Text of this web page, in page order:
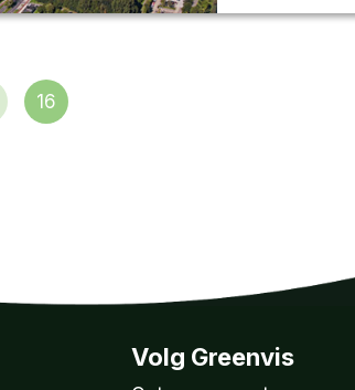
16
Volg Greenvis